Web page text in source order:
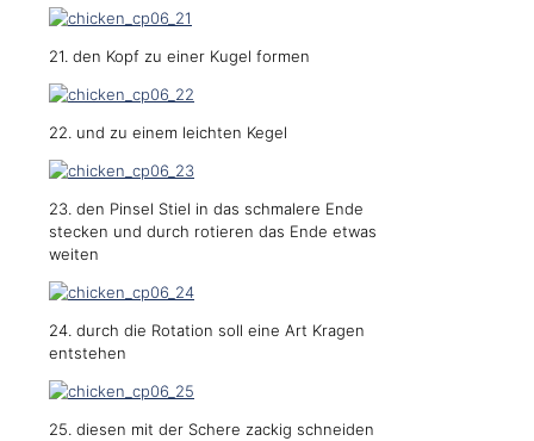
21. den Kopf zu einer Kugel formen
22. und zu einem leichten Kegel
23. den Pinsel Stiel in das schmalere Ende
stecken und durch rotieren das Ende etwas
weiten
24. durch die Rotation soll eine Art Kragen
entstehen
25. diesen mit der Schere zackig schneiden